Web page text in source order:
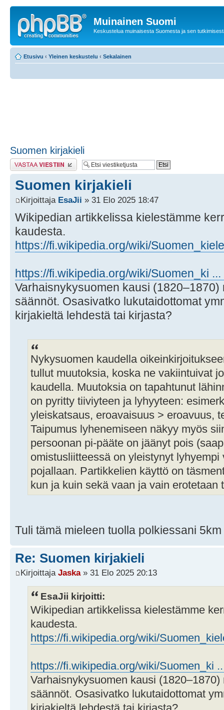
Muinainen Suomi
Keskustelua muinaisesta Suomesta ja sen
Etusivu ‹ Yleinen keskustelu ‹ Sekalainen
Suomen kirjakieli
Lähetä vastaus
Suomen kirjakieli
Kirjoittaja EsaJii » 31 Elo 2025 18:47
Wikipedian artikkelissa kielestämme
kaudesta.
https://fi.wikipedia.org/wiki/
https://fi.wikipedia.org/wiki/Suomen_ki
Varhaisnykysuomen kausi
säännöt. Osasivatko lukutaidottomat
kirjakieltä lehdestä tai kirjasta?
Nykysuomen kaudella
tullut muutoksia, koska ne vakiintuivat
kaudella. Muutoksia on tapahtunut
on pyritty tiiviyteen ja lyhyyteen:
yleiskatsaus, eroavaisuus > eroavuus,
Taipumus lyhenemiseen näkyy myös
persoonan pi-pääte on jäänyt pois
omistusliitteessä on yleistynyt
pojallaan. Partikkelien käyttö on
kun ja kuin sekä vaan ja vain erotetaan
Tuli tämä mieleen tuolla polkiessani
Re: Suomen kirjakieli
Kirjoittaja Jaska» 31 Elo 2025 20:13
EsaJii kirjoitti:
Wikipedian artikkelissa kielestämme
kaudesta.
https://fi.wikipedia.org/wiki/
https://fi.wikipedia.org/wiki/Suomen_ki
Varhaisnykysuomen kausi
säännöt. Osasivatko lukutaidottomat